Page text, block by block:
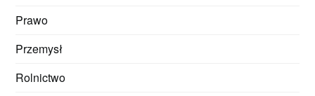
Prawo
Przemysł
Rolnictwo